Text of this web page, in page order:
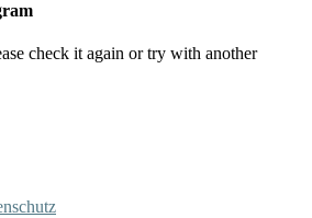
check it again or try with another